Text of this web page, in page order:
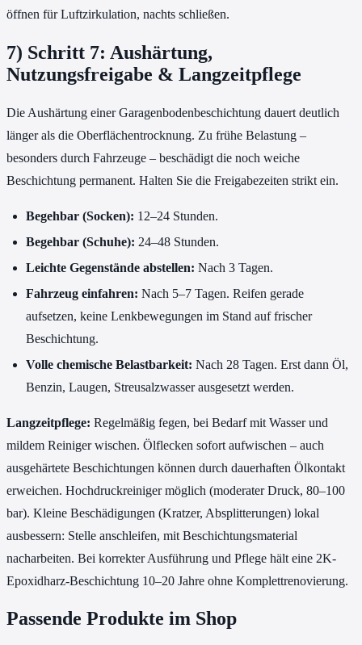
öffnen für Luftzirkulation, nachts schließen.
7) Schritt 7: Aushärtung,
Nutzungsfreigabe & Langzeitpflege
Die Aushärtung einer Garagenbodenbeschichtung dauert deutlich
länger als die Oberflächentrocknung. Zu frühe Belastung –
besonders durch Fahrzeuge – beschädigt die noch weiche
Beschichtung permanent. Halten Sie die Freigabezeiten strikt ein.
Begehbar (Socken): 12–24 Stunden.
Begehbar (Schuhe): 24–48 Stunden.
Leichte Gegenstände abstellen: Nach 3 Tagen.
Fahrzeug einfahren: Nach 5–7 Tagen. Reifen gerade
aufsetzen, keine Lenkbewegungen im Stand auf frischer
Beschichtung.
Volle chemische Belastbarkeit: Nach 28 Tagen. Erst dann Öl,
Benzin, Laugen, Streusalzwasser ausgesetzt werden.
Langzeitpflege: Regelmäßig fegen, bei Bedarf mit Wasser und
mildem Reiniger wischen. Ölflecken sofort aufwischen – auch
ausgehärtete Beschichtungen können durch dauerhaften Ölkontakt
erweichen. Hochdruckreiniger möglich (moderater Druck, 80–100
bar). Kleine Beschädigungen (Kratzer, Absplitterungen) lokal
ausbessern: Stelle anschleifen, mit Beschichtungsmaterial
nacharbeiten. Bei korrekter Ausführung und Pflege hält eine 2K-
Epoxidharz-Beschichtung 10–20 Jahre ohne Komplettrenovierung.
Passende Produkte im Shop